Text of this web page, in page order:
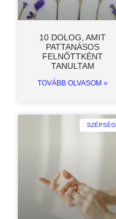
10 DOLOG, AMIT
PATTANÁSOS
FELNŐTTKÉNT
TANULTAM
TOVÁBB OLVASOM »
SZÉPSÉG